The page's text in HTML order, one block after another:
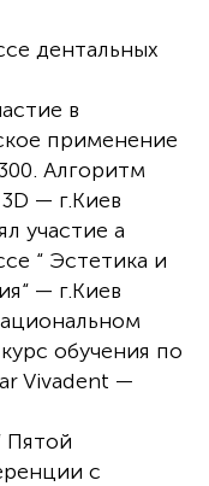
дентальных
в
применение
Алгоритм
— г.Киев
участие а
“ Эстетика и
— г.Киев
обучения по
Vivadent —
Пятой
с